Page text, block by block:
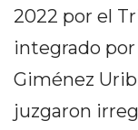
EXALTACIÓN
DE
LA
COLÓN
2022 por el
integrado
Giménez
juzgaron